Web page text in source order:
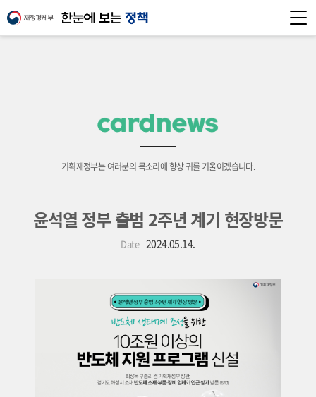
기획재정부는 여러분의 목소리에 항상 귀를 기울이겠습니다.
윤석열 정부 출범 2주년 계기 현장방문
Date 2024.05.14.